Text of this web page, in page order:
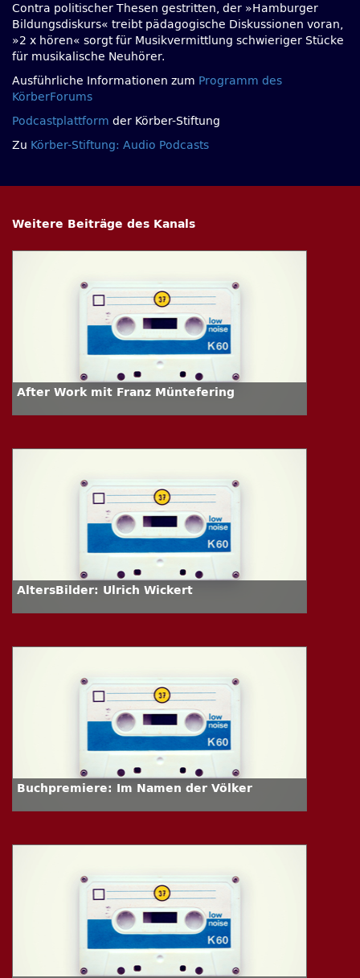
Contra politischer Thesen gestritten, der »Hamburger
Bildungsdiskurs« treibt pädagogische Diskussionen voran,
»2 x hören« sorgt für Musikvermittlung schwieriger Stücke
für musikalische Neuhörer.
Ausführliche Informationen zum Programm des
KörberForums
Podcastplattform der Körber-Stiftung
Zu Körber-Stiftung: Audio Podcasts
Weitere Beiträge des Kanals
After Work mit Franz Müntefering
AltersBilder: Ulrich Wickert
Buchpremiere: Im Namen der Völker